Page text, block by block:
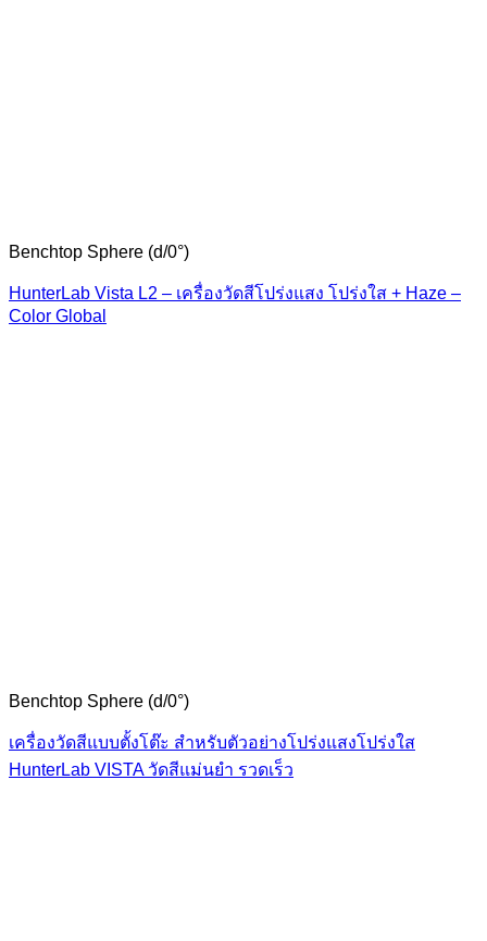
Benchtop Sphere (d/0°)
HunterLab Vista L2 – เครื่องวัดสีโปร่งแสง โปร่งใส + Haze –
Color Global
Benchtop Sphere (d/0°)
เครื่องวัดสีแบบตั้งโต๊ะ สำหรับตัวอย่างโปร่งแสงโปร่งใส
HunterLab VISTA วัดสีแม่นยำ รวดเร็ว